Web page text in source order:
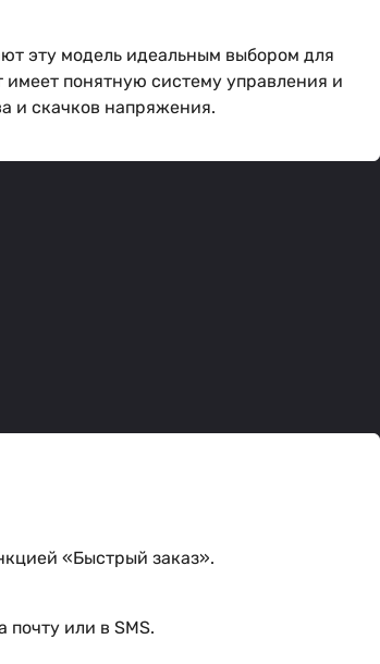
эту модель идеальным выбором для
понятную систему управления и
и скачков напряжения.
«Быстрый заказ».
или в SMS.